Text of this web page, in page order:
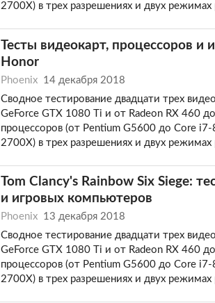
2700X) в трех разрешениях и двух режимах
Тесты видеокарт, процессоров и
Honor
Phoenix
14 декабря 2018
Сводное тестирование двадцати трех
GeForce GTX 1080 Ti и от Radeon RX 460
процессоров (от Pentium G5600 до Core
2700X) в трех разрешениях и двух режимах
Tom Clancy's Rainbow Six Siege:
и игровых компьютеров
Phoenix
13 декабря 2018
Сводное тестирование двадцати трех
GeForce GTX 1080 Ti и от Radeon RX 460
процессоров (от Pentium G5600 до Core
2700X) в трех разрешениях и двух режимах